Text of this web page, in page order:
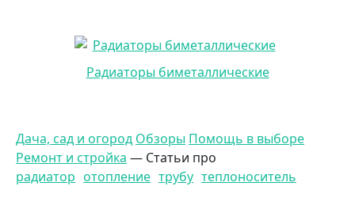
Радиаторы биметаллические
Дача, сад и огород Обзоры Помощь в выборе
Ремонт и стройка — Статьи про
радиатор отопление трубу теплоноситель